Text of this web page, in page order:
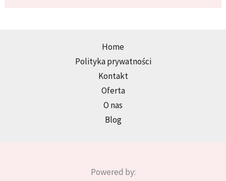
Home
Polityka prywatności
Kontakt
Oferta
O nas
Blog
Powered by: